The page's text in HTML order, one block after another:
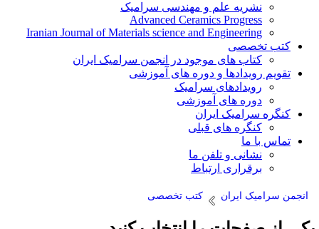
نشریه علم و مهندسی سرامیک
Advanced Ceramics Progress
Iranian Journal of Materials science and Engineering
کتب تخصصی
کتاب های موجود در انجمن سرامیک ایران
تقویم رویدادها و دوره های آموزشی
رویدادهای سرامیک
دوره های آموزشی
کنگره سرامیک ایران
کنگره های قبلی
تماس با ما
نشانی و تلفن ما
برقراری ارتباط
انجمن سرامیک ایران کتب تخصصی